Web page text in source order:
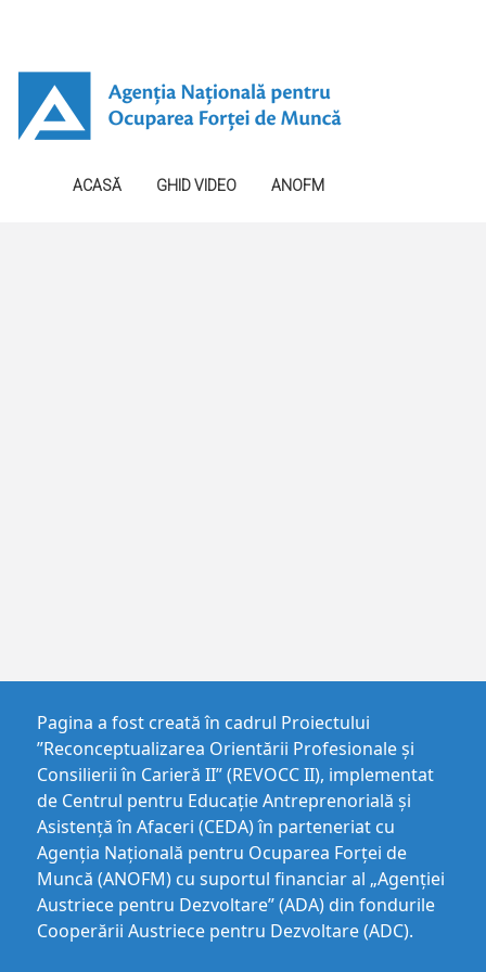
ACASĂ GHID VIDEO ANOFM
Pagina a fost creată în cadrul Proiectului
”Reconceptualizarea Orientării Profesionale și
Consilierii în Carieră II” (REVOCC II), implementat
de Centrul pentru Educaţie Antreprenorială şi
Asistenţă în Afaceri (CEDA) în parteneriat cu
Agenția Națională pentru Ocuparea Forței de
Muncă (ANOFM) cu suportul financiar al „Agenției
Austriece pentru Dezvoltare” (ADA) din fondurile
Cooperării Austriece pentru Dezvoltare (ADC).